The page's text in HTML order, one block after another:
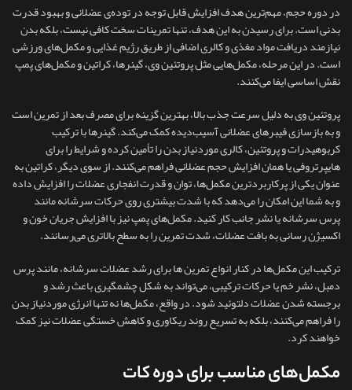
در دوره حجم، مهم‌ترین هدف افزایش قابل‌ توجه در توده‌ی عضلانی و بهبود قدرت
بدنی است. برای رسیدن به این هدف، تنها تمرینات سخت کافی نیست، بلکه بدن
نیازمند دریافت مواد مغذی و کالری اضافی از طریق رژیم غذایی و مکمل‌های ورزشی
است. در این مرحله، مکمل‌هایی مثل پروتئین وی، گینرها، کراتین و مکمل‌های پمپ
نقش اساسی ایفا می‌کنند.
پروتئین وی به دلیل سرعت جذب بالا، بهترین گزینه برای مصرف بعد از تمرین است
و به بازسازی فیبرهای عضلانی آسیب‌دیده کمک می‌کند. گینرها با ترکیب
کربوهیدرات و پروتئین، کالری موردنیاز بدن را تأمین کرده و شرایط را برای
هایپرتروفی یا همان افزایش حجم عضلانی فراهم می‌کنند. از سوی دیگر، کراتین به‌
عنوان یکی از پرکاربردترین مکمل‌ها، توان و قدرت انفجاری عضلات را افزایش داده
و به شما این امکان را می‌دهد که با شدت بیشتری روی حرکات سرشانه مانند
پرس سرشانه یا نشر جانب کار کنید. مکمل‌های پمپ نیز با افزایش جریان خون و
اکسیژن‌ رسانی به بافت عضلات، شدت تمرین را به سطح بالاتری می‌رسانند.
ترکیب این مکمل‌ها در کنار انواع تمرین ها برای رشد عضلات سرشانه، مانند پرس
دمبل، نشر خم یا حرکات ترکیبی، می‌تواند به شکل چشمگیری باعث رشد و
برجسته شدن عضلات دلتوئید شود. در واقع، مکمل‌ها نه‌ تنها انرژی موردنیاز بدن
را فراهم می‌کنند، بلکه به تسریع روند ریکاوری و کاهش خستگی عضلات نیز کمک
خواهند کرد.
مکمل‌های مناسب برای دوره کات